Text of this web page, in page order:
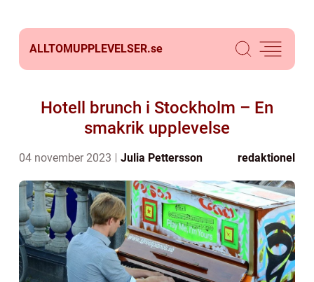
ALLTOMUPPLEVELSER.se
Hotell brunch i Stockholm – En
smakrik upplevelse
04 november 2023 Julia Pettersson redaktionel